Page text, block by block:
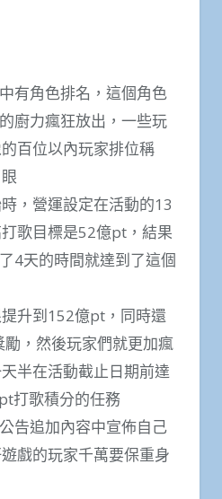
有角色排名，這個角色
廚力瘋狂放出，一些玩
百位以內玩家排位稱
，營運設定在活動的13
歌目標是52億pt，結果
4天的時間就達到了這個
升到152億pt，同時還
勵，然後玩家們就更加瘋
半在活動截止日期前達
打歌積分的任務
告追加內容中宣佈自己
戲的玩家千萬要保重身